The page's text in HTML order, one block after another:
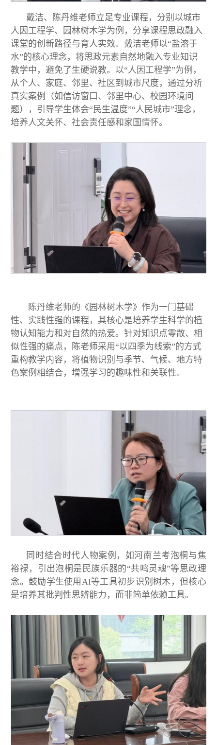
戴洁、陈丹维老师立足专业课程，分别以城市
人因工程学、园林树木学为例，分享课程思政融入
课堂的创新路径与育人实效。戴洁老师以“盐溶于
水”的核心理念，将思政元素自然地融入专业知识
教学中，避免了生硬说教。以“人因工程学”为例，
从个人、家庭、邻里、社区到城市尺度，通过分析
真实案例（如信访窗口、邻里中心、校园环境问
题），引导学生体会“民生温度”“人民城市”理念，
培养人文关怀、社会责任感和家国情怀。
陈丹维老师的《园林树木学》作为一门基础
性、实践性强的课程，其核心是培养学生科学的植
物认知能力和对自然的热爱。针对知识点零散、相
似性强的痛点，陈老师采用“以四季为线索”的方式
重构教学内容，将植物识别与季节、气候、地方特
色案例相结合，增强学习的趣味性和关联性。
同时结合时代人物案例，如河南兰考泡桐与焦
裕禄，引出泡桐是民族乐器的“共鸣灵魂”等思政理
念。鼓励学生使用AI等工具初步识别树木，但核心
是培养其批判性思辨能力，而非简单依赖工具。